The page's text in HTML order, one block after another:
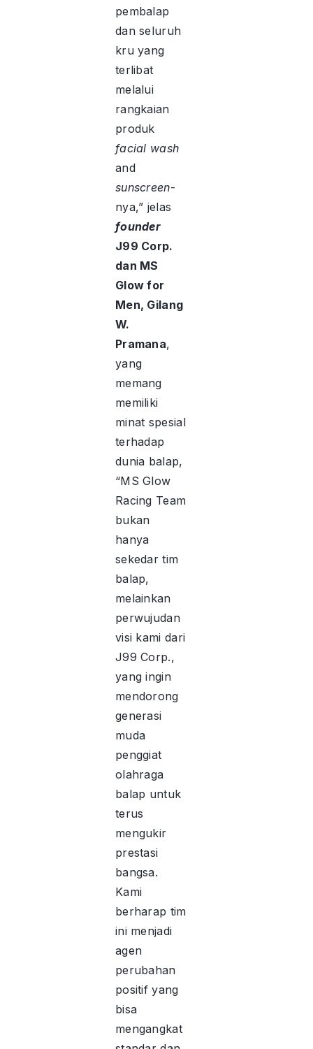
pembalap
dan seluruh
kru yang
terlibat
melalui
rangkaian
produk
facial wash
and
sunscreen-
nya,” jelas
founder
J99 Corp.
dan MS
Glow for
Men, Gilang
W.
Pramana,
yang
memang
memiliki
minat spesial
terhadap
dunia balap,
“MS Glow
Racing Team
bukan
hanya
sekedar tim
balap,
melainkan
perwujudan
visi kami dari
J99 Corp.,
yang ingin
mendorong
generasi
muda
penggiat
olahraga
balap untuk
terus
mengukir
prestasi
bangsa.
Kami
berharap tim
ini menjadi
agen
perubahan
positif yang
bisa
mengangkat